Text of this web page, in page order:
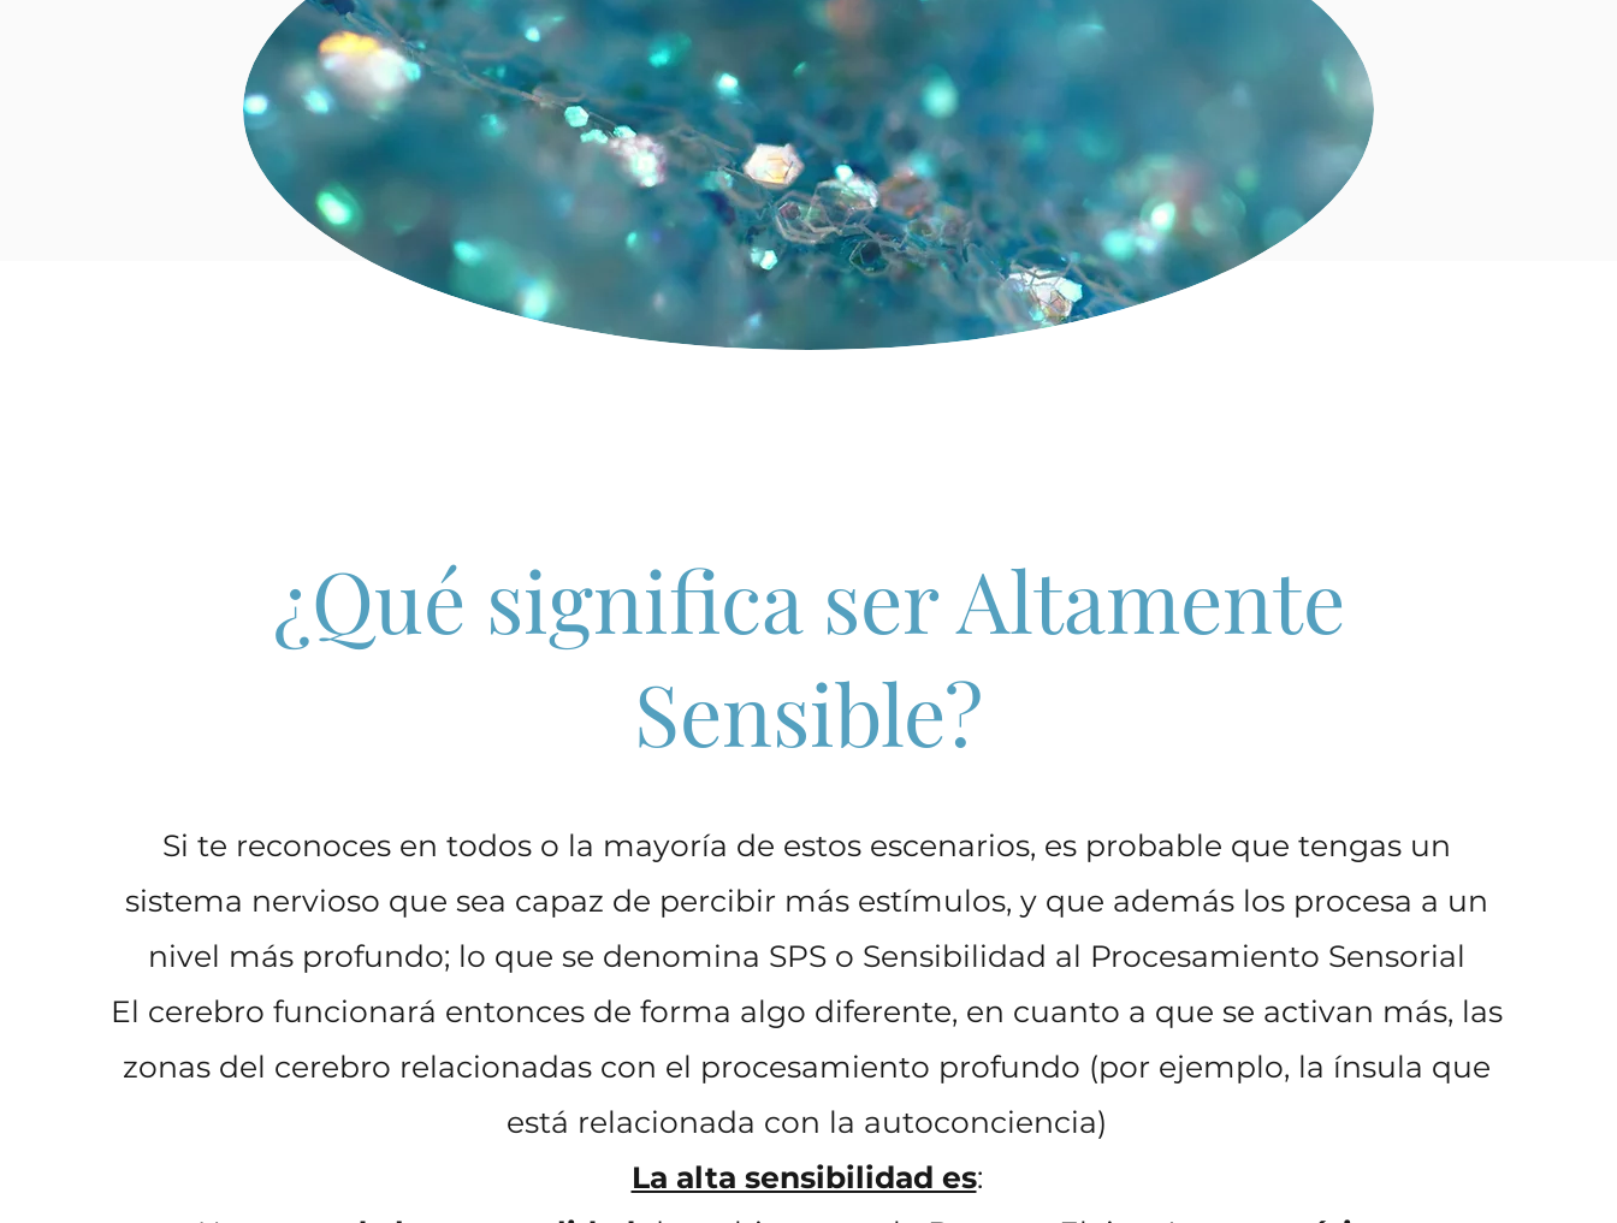
¿Qué significa ser Altamente
Sensible?
Si te reconoces en todos o la mayoría de estos escenarios, es probable que tengas un
sistema nervioso que sea capaz de percibir más estímulos, y que además los procesa a un
nivel más profundo; lo que se denomina SPS o Sensibilidad al Procesamiento Sensorial
El cerebro funcionará entonces de forma algo diferente, en cuanto a que se activan más, las
zonas del cerebro relacionadas con el procesamiento profundo (por ejemplo, la ínsula que
está relacionada con la autoconciencia)
La alta sensibilidad es: